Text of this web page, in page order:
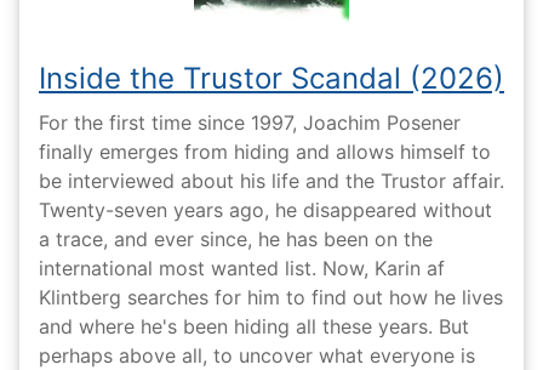
Inside the Trustor Scandal (2026)
For the first time since 1997, Joachim Posener
finally emerges from hiding and allows himself to
be interviewed about his life and the Trustor affair.
Twenty-seven years ago, he disappeared without
a trace, and ever since, he has been on the
international most wanted list. Now, Karin af
Klintberg searches for him to find out how he lives
and where he's been hiding all these years. But
perhaps above all, to uncover what everyone is